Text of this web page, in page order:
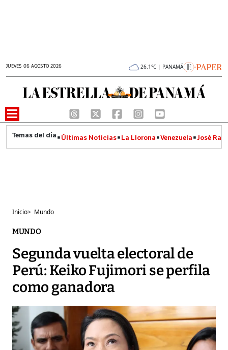
JUEVES 06 AGOSTO 2026 26.1°C | PANAMÁ
Últimas Noticias La Llorona Venezuela José
Inicio> Mundo
MUNDO
Segunda vuelta electoral de
Perú: Keiko Fujimori se perfila
como ganadora